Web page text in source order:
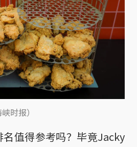
时报）
值得参考吗？毕竟Jacky